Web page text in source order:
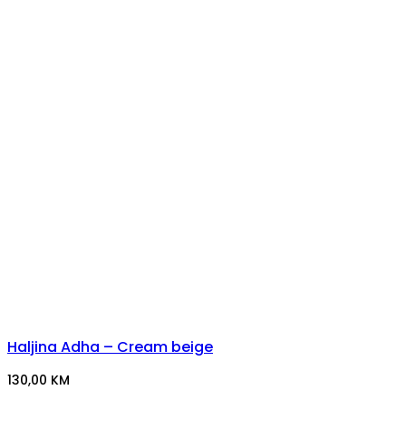
Haljina Adha – Cream beige
130,00 KM